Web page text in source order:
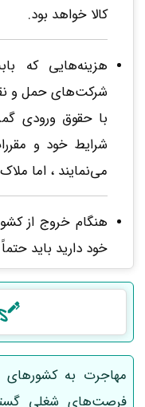
کالا خواهد بود.
هزینه‌هایی که
شرکت‌های حمل و
با حقوق ورودی
شرایط خود و
می‌نمایند ، اما
هنگام خروج از
خود دارید باید
مهاجرت به کشورهای
فرصت‌های شغلی